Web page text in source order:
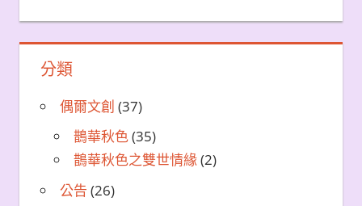
分類
偶爾文創 (37)
鵲華秋色(35)
鵲華秋色之雙世情緣(2)
公告 (26)